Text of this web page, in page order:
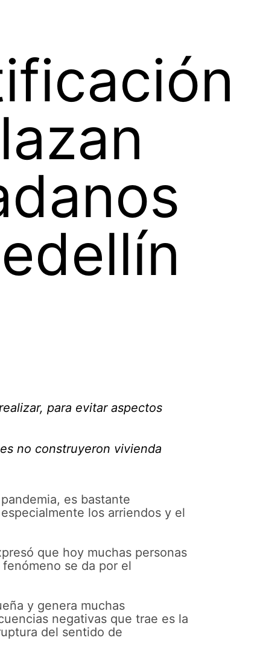
para evitar aspectos
no construyeron vivienda
es bastante
los arriendos y el
que hoy muchas personas
se da por el
y genera muchas
negativas que trae es la
del sentido de